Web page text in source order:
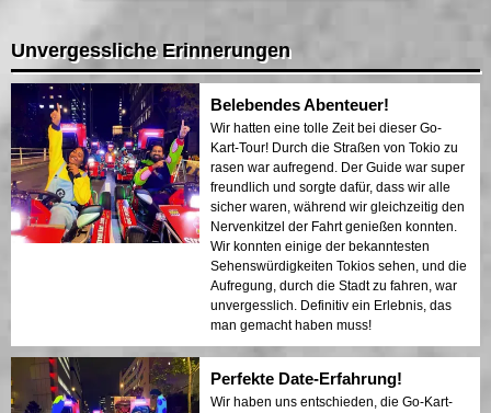
Unvergessliche Erinnerungen
Belebendes Abenteuer!
Wir hatten eine tolle Zeit bei dieser Go-
Kart-Tour! Durch die Straßen von Tokio zu
rasen war aufregend. Der Guide war super
freundlich und sorgte dafür, dass wir alle
sicher waren, während wir gleichzeitig den
Nervenkitzel der Fahrt genießen konnten.
Wir konnten einige der bekanntesten
Sehenswürdigkeiten Tokios sehen, und die
Aufregung, durch die Stadt zu fahren, war
unvergesslich. Definitiv ein Erlebnis, das
man gemacht haben muss!
Perfekte Date-Erfahrung!
Wir haben uns entschieden, die Go-Kart-